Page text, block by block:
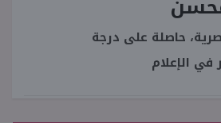
حاصلة على درجة
في الإعلام